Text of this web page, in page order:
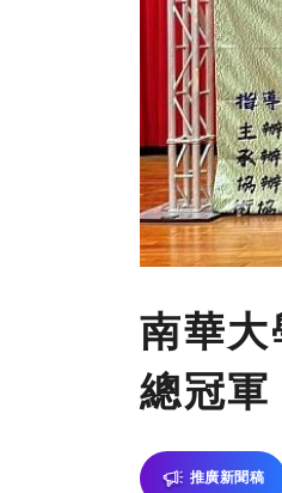
南華
總冠軍
推廣新聞稿